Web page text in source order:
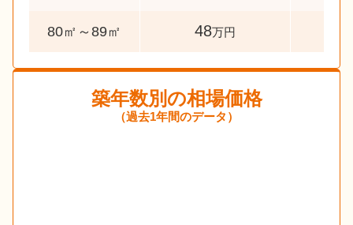
80㎡～89㎡ 48万円
築年数別の相場価格
（過去1年間のデータ）